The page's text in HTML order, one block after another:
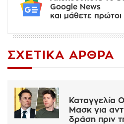
Google News
και μάθετε πρώτοι
ΣΧΕΤΙΚΆ ΆΡΘΡΑ
Καταγγελία
Μασκ για
δράση πριν